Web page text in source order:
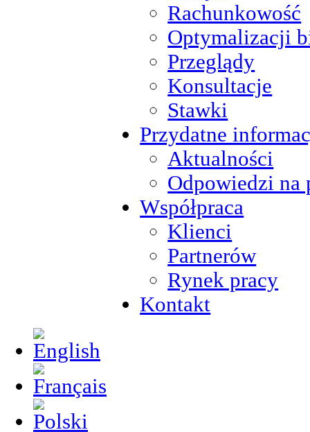
Rachunkowość
Optymalizacji
Przeglądy
Konsultacje
Stawki
Przydatne
Aktualności
Odpowiedzi na
Współpraca
Klienci
Partnerów
Rynek pracy
Kontakt